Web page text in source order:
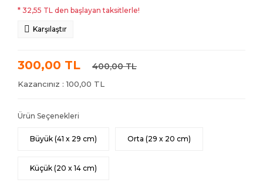
* 32,55 TL den başlayan taksitlerle!
Karşılaştır
300,00 TL 400,00 TL
Kazancınız : 100,00 TL
Ürün Seçenekleri
Büyük (41 x 29 cm) Orta (29 x 20 cm)
Küçük (20 x 14 cm)